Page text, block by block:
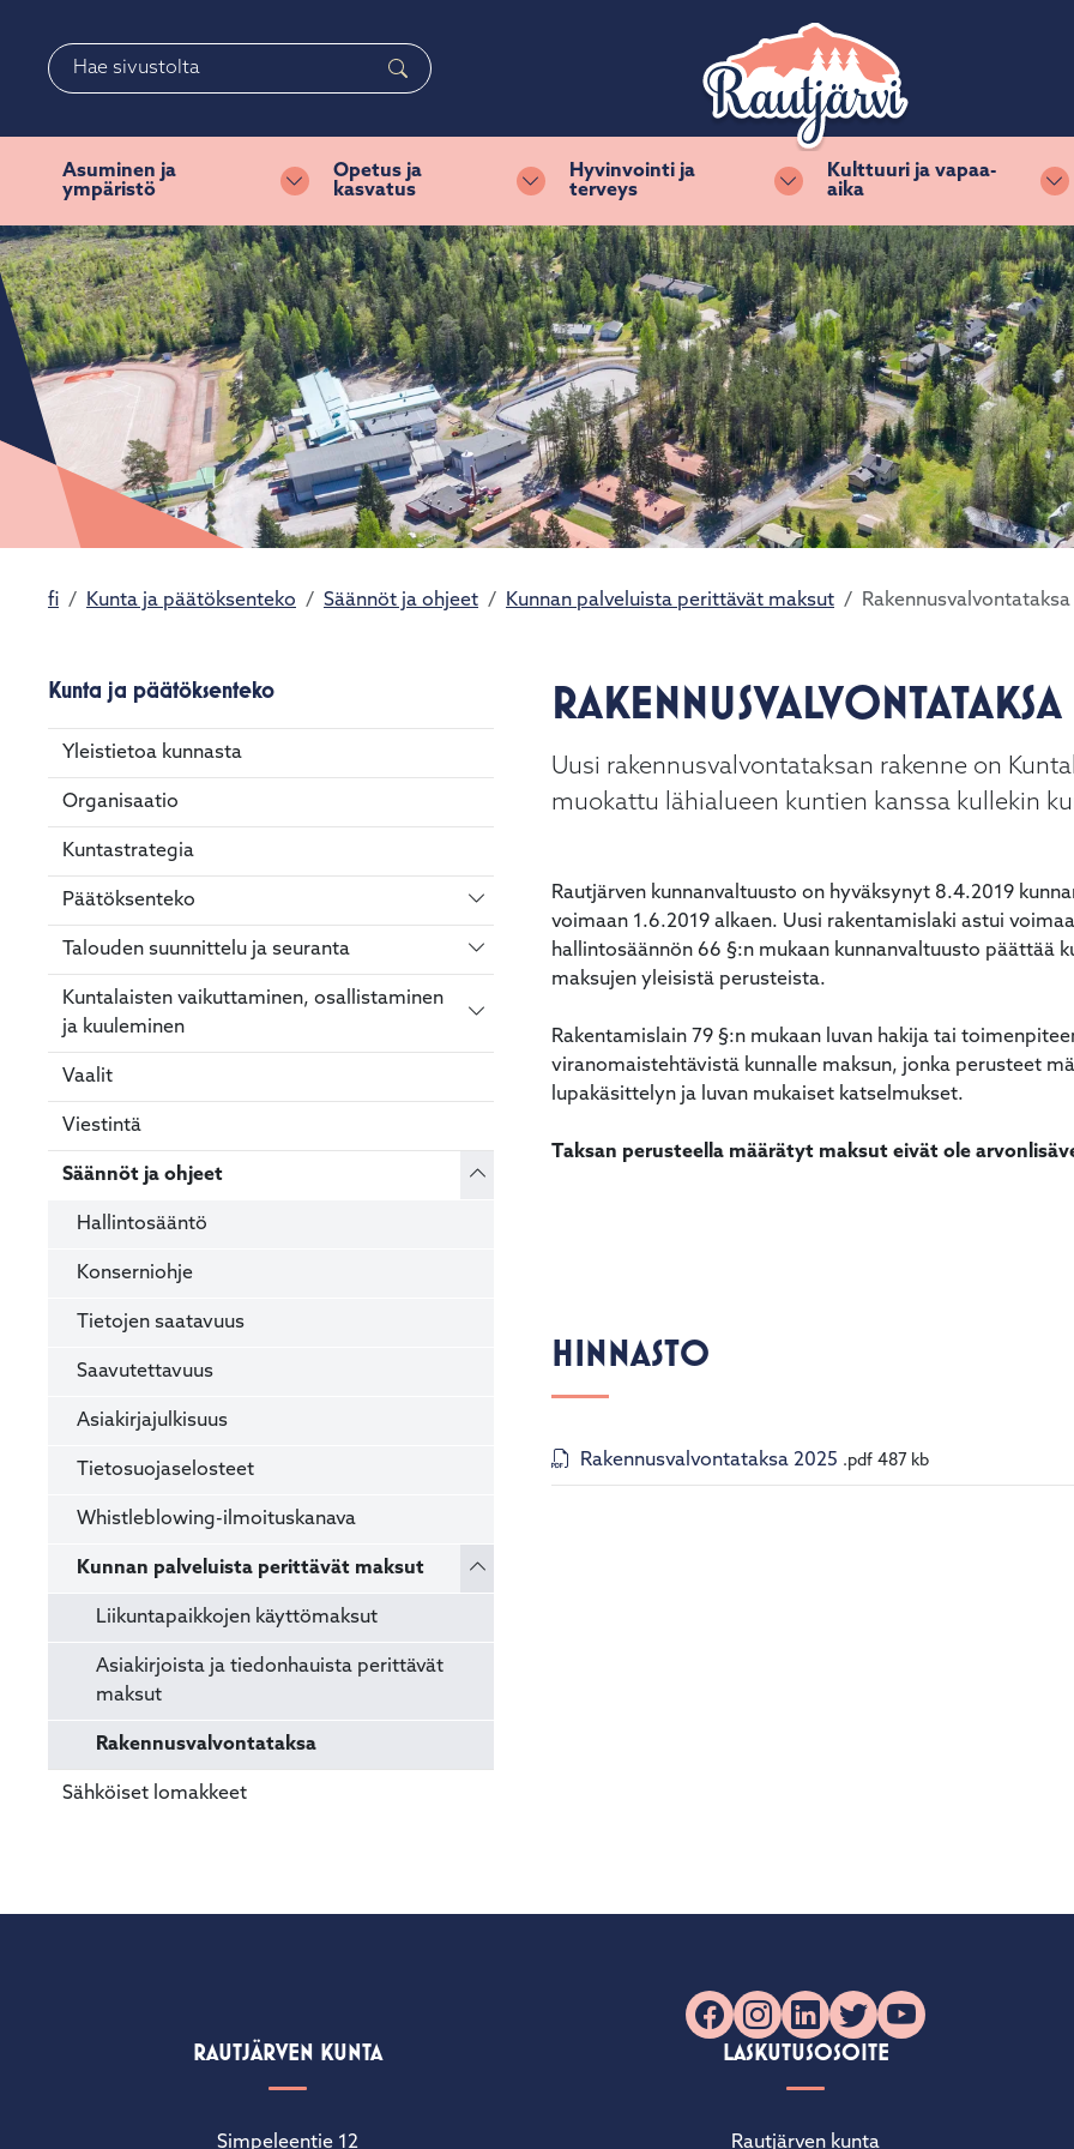
Haku
Asuminen ja
ympäristö
Vaihda alasvetovalikkoa
Opetus ja
kasvatus
Vaihda alasvetovalikkoa
Hyvinvointi ja
terveys
Vaihda alasvetovalikkoa
Kulttuuri ja vapaa-
aika
fi Kunta ja päätöksenteko Säännöt ja ohjeet Kunnan palveluista perittävät maksut Rakennusvalvontataksa
Kunta ja päätöksenteko
Yleistietoa kunnasta
Organisaatio
Kuntastrategia
Päätöksenteko Vaihda alasvetovalikkoa
Talouden suunnittelu ja seuranta Vaihda alasvetovalikkoa
Kuntalaisten vaikuttaminen, osallistaminen
ja kuuleminen
Vaihda alasvetovalikkoa
Vaalit
Viestintä
Säännöt ja ohjeet Vaihda alasvetovalikkoa
Hallintosääntö
Konserniohje
Tietojen saatavuus
Saavutettavuus
Asiakirjajulkisuus
Tietosuojaselosteet
Whistleblowing-ilmoituskanava
Kunnan palveluista perittävät maksut Vaihda alasvetovalikkoa
Liikuntapaikkojen käyttömaksut
Asiakirjoista ja tiedonhauista perittävät
maksut
Rakennusvalvontataksa
Sähköiset lomakkeet
RAKENNUSVALVONTATAKSA
Uusi rakennusvalvontataksan rakenne on
muokattu lähialueen kuntien kanssa kullekin
Rautjärven kunnanvaltuusto on hyväksynyt 8.4.2019
voimaan 1.6.2019 alkaen. Uusi rakentamislaki astui
hallintosäännön 66 §:n mukaan kunnanvaltuusto päättää
maksujen yleisistä perusteista.
Rakentamislain 79 §:n mukaan luvan hakija tai
viranomaistehtävistä kunnalle maksun, jonka perusteet
lupakäsittelyn ja luvan mukaiset katselmukset.
Taksan perusteella määrätyt maksut eivät ole
HINNASTO
Rakennusvalvontataksa 2025 .pdf 487 kb
Facebook
Instagram
LinkedIn
X YouTube
RAUTJÄRVEN KUNTA
Simpeleentie 12
LASKUTUSOSOITE
Rautjärven kunta